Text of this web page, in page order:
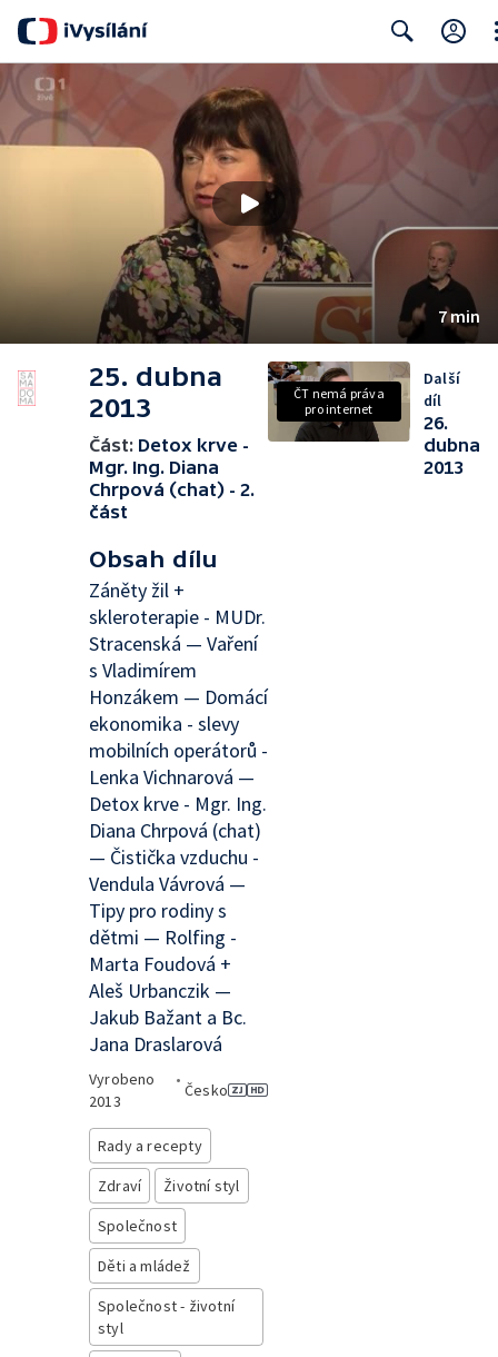
7 min
25. dubna
2013
Část: Detox krve -
Mgr. Ing. Diana
Chrpová (chat) - 2.
část
Obsah dílu
Záněty žil +
skleroterapie - MUDr.
Stracenská — Vaření
s Vladimírem
Honzákem — Domácí
ekonomika - slevy
mobilních operátorů -
Lenka Vichnarová —
Detox krve - Mgr. Ing.
Diana Chrpová (chat)
— Čistička vzduchu -
Vendula Vávrová —
Tipy pro rodiny s
dětmi — Rolfing -
Marta Foudová +
Aleš Urbanczik —
Jakub Bažant a Bc.
Jana Draslarová
Vyrobeno
2013
•
Česko
Rady a recepty
Zdraví
Životní styl
Společnost
Děti a mládež
Společnost - životní
styl
ČT nemá práva
pro internet
Další
díl
26.
dubna
2013